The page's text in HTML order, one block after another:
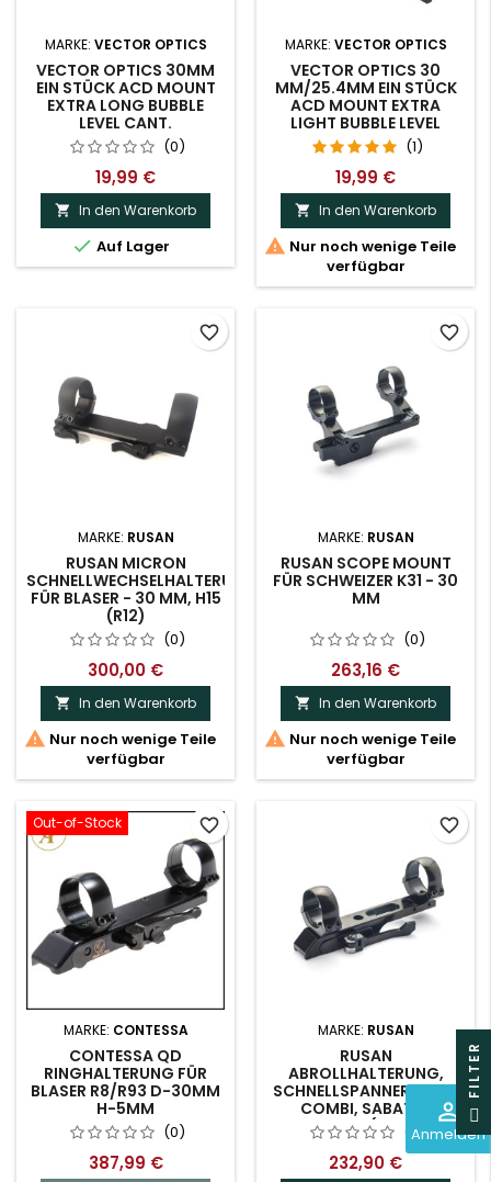
perm_identity
Anmelden
MARKE: VECTOR OPTICS
VECTOR OPTICS 30MM
EIN STÜCK ACD MOUNT
EXTRA LONG BUBBLE
LEVEL CANT.
MONOBLOCK.
(0)
19,99 €
 In den Warenkorb
 Auf Lager
MARKE: VECTOR OPTICS
VECTOR OPTICS 30
MM/25.4MM EIN STÜCK
ACD MOUNT EXTRA
LIGHT BUBBLE LEVEL
CANT. MONOBLOCK.
(1)
19,99 €
 In den Warenkorb
 Nur noch wenige Teile
verfügbar
MARKE: RUSAN
RUSAN MICRON
SCHNELLWECHSELHALTERUNG
FÜR BLASER - 30 MM, H15
(R12)
(0)
300,00 €
 In den Warenkorb
 Nur noch wenige Teile
verfügbar
favorite_border
MARKE: RUSAN
RUSAN SCOPE MOUNT
FÜR SCHWEIZER K31 - 30
MM
(0)
263,16 €
 In den Warenkorb
 Nur noch wenige Teile
verfügbar
favorite_border
Out-of-Stock
MARKE: CONTESSA
CONTESSA QD
RINGHALTERUNG FÜR
BLASER R8/R93 D-30MM
H-5MM
(0)
387,99 €
favorite_border
MARKE: RUSAN
RUSAN
ABROLLHALTERUNG,
SCHNELLSPANNER - FAIR
COMBI, SABATTI,
BETTINSOLI (PRISM 11.5
MM) - 26 MM
(0)
232,90 €
favorite_border
R